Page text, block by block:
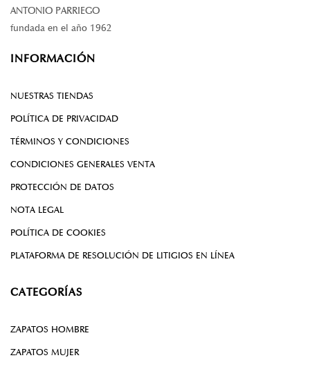
ANTONIO PARRIEGO
fundada en el año 1962
INFORMACIÓN
NUESTRAS TIENDAS
POLÍTICA DE PRIVACIDAD
TÉRMINOS Y CONDICIONES
CONDICIONES GENERALES VENTA
PROTECCIÓN DE DATOS
NOTA LEGAL
POLÍTICA DE COOKIES
PLATAFORMA DE RESOLUCIÓN DE LITIGIOS EN LÍNEA
CATEGORÍAS
ZAPATOS HOMBRE
ZAPATOS MUJER